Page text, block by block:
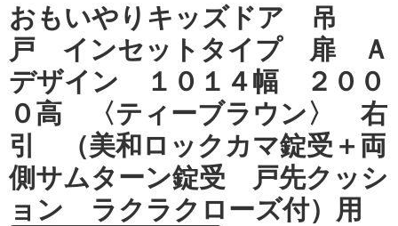
おもいやりキッズドア 吊
戸 インセットタイプ 扉 Ａ
デザイン １０１４幅 ２００
０高 〈ティーブラウン〉 右
引 （美和ロックカマ錠受＋両
側サムターン錠受 戸先クッシ
ョン ラクラクローズ付）用